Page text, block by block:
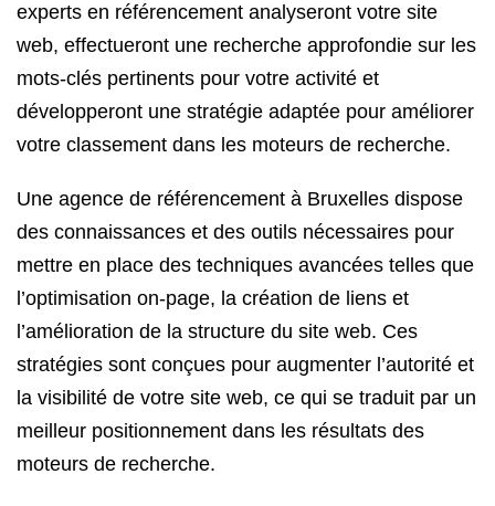
experts en référencement analyseront votre site
web, effectueront une recherche approfondie sur les
mots-clés pertinents pour votre activité et
développeront une stratégie adaptée pour améliorer
votre classement dans les moteurs de recherche.
Une agence de référencement à Bruxelles dispose
des connaissances et des outils nécessaires pour
mettre en place des techniques avancées telles que
l’optimisation on-page, la création de liens et
l’amélioration de la structure du site web. Ces
stratégies sont conçues pour augmenter l’autorité et
la visibilité de votre site web, ce qui se traduit par un
meilleur positionnement dans les résultats des
moteurs de recherche.